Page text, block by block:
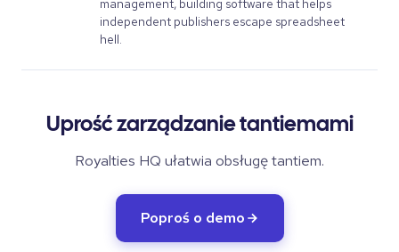
management, building software that helps
independent publishers escape spreadsheet
hell.
Uprość zarządzanie tantiemami
Royalties HQ ułatwia obsługę tantiem.
Poproś o demo